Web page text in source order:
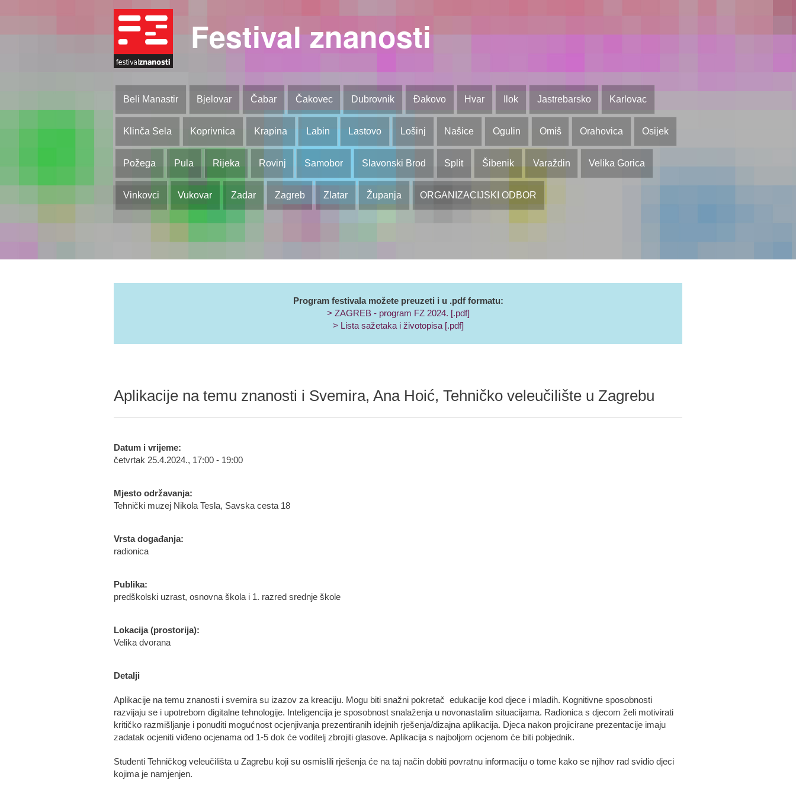
Festival znanosti
Beli Manastir Bjelovar Čabar Čakovec Dubrovnik Đakovo Hvar Ilok Jastrebarsko Karlovac
Klinča Sela Koprivnica Krapina Labin Lastovo Lošinj Našice Ogulin Omiš Orahovica Osijek
Požega Pula Rijeka Rovinj Samobor Slavonski Brod Split Šibenik Varaždin Velika Gorica
Vinkovci Vukovar Zadar Zagreb Zlatar Županja ORGANIZACIJSKI ODBOR
Program festivala možete preuzeti i u .pdf formatu:
> ZAGREB - program FZ 2024. [.pdf]
> Lista sažetaka i životopisa [.pdf]
Aplikacije na temu znanosti i Svemira, Ana Hoić, Tehničko veleučilište u Zagrebu
Datum i vrijeme:
četvrtak 25.4.2024., 17:00 - 19:00
Mjesto održavanja:
Tehnički muzej Nikola Tesla, Savska cesta 18
Vrsta događanja:
radionica
Publika:
predškolski uzrast, osnovna škola i 1. razred srednje škole
Lokacija (prostorija):
Velika dvorana
Detalji
Aplikacije na temu znanosti i svemira su izazov za kreaciju. Mogu biti snažni pokretač edukacije kod djece i mladih. Kognitivne sposobnosti
razvijaju se i upotrebom digitalne tehnologije. Inteligencija je sposobnost snalaženja u novonastalim situacijama. Radionica s djecom želi motivirati
kritičko razmišljanje i ponuditi mogućnost ocjenjivanja prezentiranih idejnih rješenja/dizajna aplikacija. Djeca nakon projicirane prezentacije imaju
zadatak ocjeniti viđeno ocjenama od 1-5 dok će voditelj zbrojiti glasove. Aplikacija s najboljom ocjenom će biti pobjednik.
Studenti Tehničkog veleučilišta u Zagrebu koji su osmislili rješenja će na taj način dobiti povratnu informaciju o tome kako se njihov rad svidio djeci
kojima je namjenjen.